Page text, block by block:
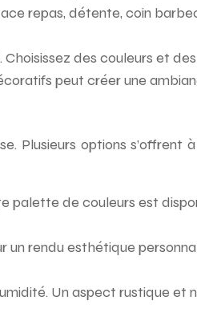
repas, détente, coin
des couleurs et
peut créer une
options s’offrent
palette de couleurs est
rendu esthétique
Un aspect rustique et